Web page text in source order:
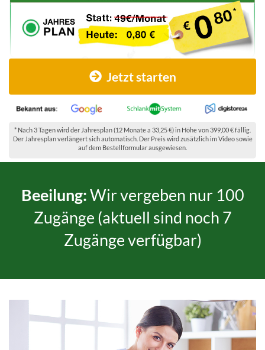
Jetzt starten
* Nach 3 Tagen wird der Jahresplan (12 Monate a 33,25 €) in Höhe von 399,00 € fällig.
Der Jahresplan verlängert sich automatisch. Der Preis wird zusätzlich im Video sowie
auf dem Bestellformular ausgewiesen.
Beeilung:Wir vergeben nur 100
Zugänge (aktuell sind noch 7
Zugänge verfügbar)